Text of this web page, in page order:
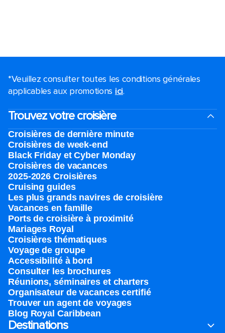
*Veuillez consulter toutes les conditions générales
applicables aux promotions ici.
Trouvez votre croisière
Croisières de dernière minute
Croisières de week-end
Black Friday et Cyber Monday
Croisières de vacances
2025-2026 Croisières
Cruising guides
Les plus grands navires de croisière
Vacances en famille
Ports de croisière à proximité
Mariages Royal
Croisières thématiques
Voyage de groupe​
Accessibilité à bord​
Consulter les brochures
Réunions, séminaires et charters
Organisateur de vacances certifié
Trouver un agent de voyages
Blog Royal Caribbean
Destinations